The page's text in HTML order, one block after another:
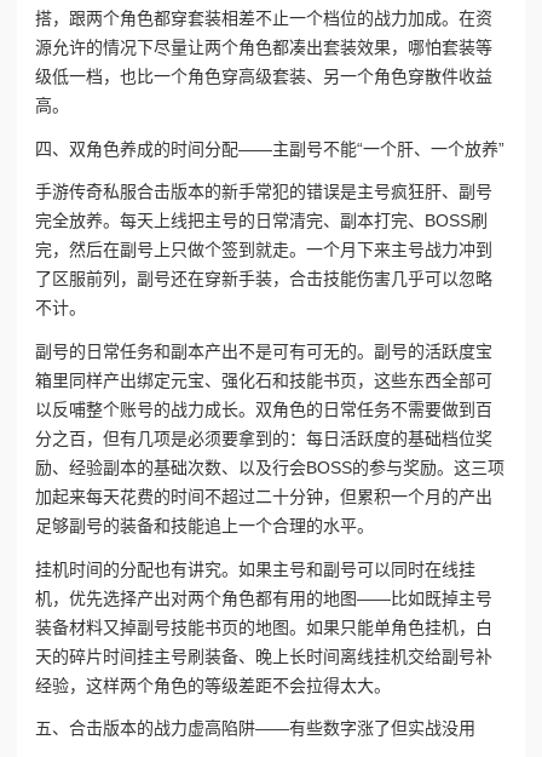
搭，跟两个角色都穿套装相差不止一个档位的战力加成。在资
源允许的情况下尽量让两个角色都凑出套装效果，哪怕套装等
级低一档，也比一个角色穿高级套装、另一个角色穿散件收益
高。
四、双角色养成的时间分配——主副号不能“一个肝、一个放养”
手游传奇私服合击版本‌的新手常犯的错误是主号疯狂肝、副号
完全放养。每天上线把主号的日常清完、副本打完、BOSS刷
完，然后在副号上只做个签到就走。一个月下来主号战力冲到
了区服前列，副号还在穿新手装，合击技能伤害几乎可以忽略
不计。
副号的日常任务和副本产出不是可有可无的。副号的活跃度宝
箱里同样产出绑定元宝、强化石和技能书页，这些东西全部可
以反哺整个账号的战力成长。双角色的日常任务不需要做到百
分之百，但有几项是必须要拿到的：每日活跃度的基础档位奖
励、经验副本的基础次数、以及行会BOSS的参与奖励。这三项
加起来每天花费的时间不超过二十分钟，但累积一个月的产出
足够副号的装备和技能追上一个合理的水平。
挂机时间的分配也有讲究。如果主号和副号可以同时在线挂
机，优先选择产出对两个角色都有用的地图——比如既掉主号
装备材料又掉副号技能书页的地图。如果只能单角色挂机，白
天的碎片时间挂主号刷装备、晚上长时间离线挂机交给副号补
经验，这样两个角色的等级差距不会拉得太大。
五、合击版本的战力虚高陷阱——有些数字涨了但实战没用